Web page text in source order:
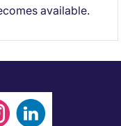
available.